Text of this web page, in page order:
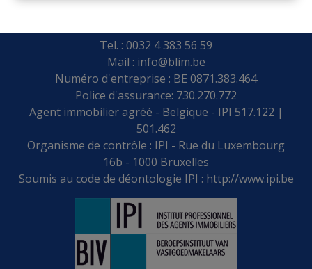
Tel. : 0032 4 383 56 59
Mail : info@blim.be
Numéro d'entreprise : BE 0871.383.464
Police d'assurance: 730.270.772
Agent immobilier agréé - Belgique - IPI 517.122 |
501.462
Organisme de contrôle : IPI - Rue du Luxembourg
16b - 1000 Bruxelles
Soumis au code de déontologie IPI : http://www.ipi.be